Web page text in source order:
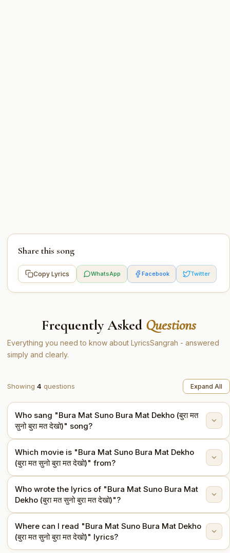
Share this song
Copy Lyrics WhatsApp Facebook Twitter
Frequently Asked Questions
Everything you need to know about LyricsSangrah - answered
simply and clearly.
Showing 4 questions Expand All
Who sang "Bura Mat Suno Bura Mat Dekho (बुरा मत
सुनो बुरा मत देखो)" song?
"Bura Mat Suno Bura Mat Dekho (बुरा मत सुनो बुरा मत देखो)"
is sung by Mohammed Rafi.
Which movie is "Bura Mat Suno Bura Mat Dekho
(बुरा मत सुनो बुरा मत देखो)" from?
This song is from the movie Aya Sawan Jhoom Ke
(1969).
Who wrote the lyrics of "Bura Mat Suno Bura Mat
Dekho (बुरा मत सुनो बुरा मत देखो)"?
The lyrics are written by Anand Bakshi.
Where can I read "Bura Mat Suno Bura Mat Dekho
(बुरा मत सुनो बुरा मत देखो)" lyrics?